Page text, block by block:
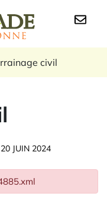
sur
civil
JUIN 2024